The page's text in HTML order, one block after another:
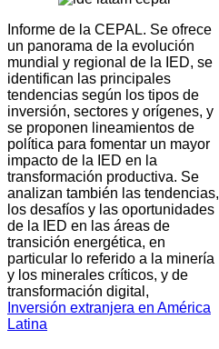
Informe de la CEPAL. Se ofrece
un panorama de la evolución
mundial y regional de la IED, se
identifican las principales
tendencias según los tipos de
inversión, sectores y orígenes, y
se proponen lineamientos de
política para fomentar un mayor
impacto de la IED en la
transformación productiva. Se
analizan también las tendencias,
los desafíos y las oportunidades
de la IED en las áreas de
transición energética, en
particular lo referido a la minería
y los minerales críticos, y de
transformación digital,
Inversión extranjera en América
Latina